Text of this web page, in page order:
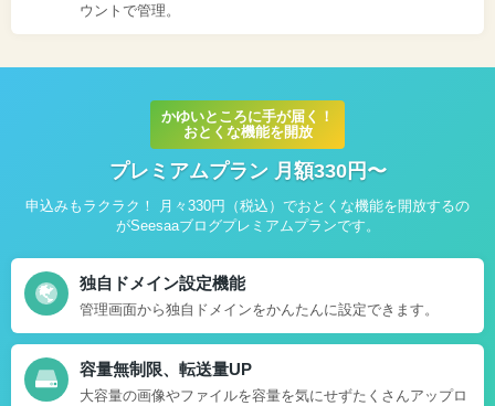
ウントで管理。
かゆいところに手が届く！
おとくな機能を開放
プレミアムプラン 月額330円〜
申込みもラクラク！ 月々330円（税込）でおとくな機能を開放するの
がSeesaaブログプレミアムプランです。
独自ドメイン設定機能
管理画面から独自ドメインをかんたんに設定できます。
容量無制限、転送量UP
大容量の画像やファイルを容量を気にせずたくさんアップロ